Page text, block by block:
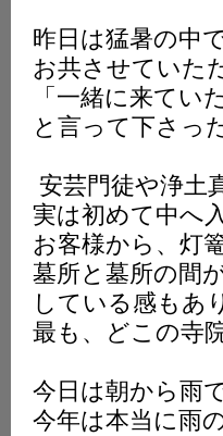
昨日は猛暑の中
お共させていた
「一緒に来てい
と言って下さっ
安芸門徒や浄土
実は初めて中へ
お客様から、灯
墓所と墓所の間
している感もあ
最も、どこの寺
今日は朝から雨
今年は本当に雨